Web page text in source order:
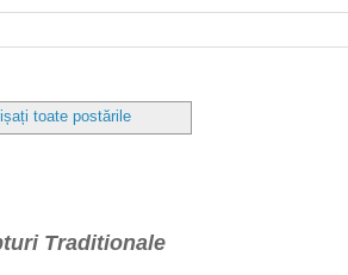
toate postările
Traditionale